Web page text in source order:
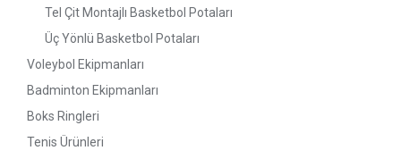
Tel Çit Montajlı Basketbol Potaları
Üç Yönlü Basketbol Potaları
Voleybol Ekipmanları
Badminton Ekipmanları
Boks Ringleri
Tenis Ürünleri